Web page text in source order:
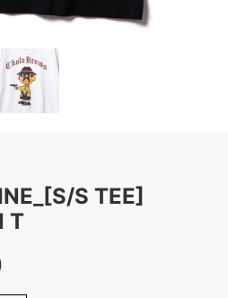
S TEE]
T